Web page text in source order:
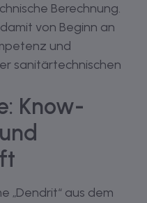
Berechnung.
von Beginn an
und
sanitärtechnischen
Know-
„Dendrit“ aus dem